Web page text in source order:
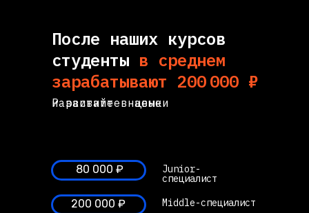
200 000 ₽
80 000 ₽
После наших курсов
студенты в среднем
зарабатывают 200 000 ₽
Развивайте навыки и растите в цене
Middle-специалист
Junior-
специалист